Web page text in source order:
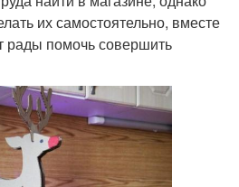
их самостоятельно, вместе
рады помочь совершить